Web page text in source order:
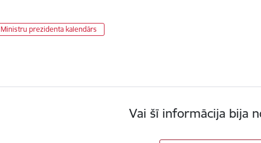
Ministru prezidenta kalendārs
Vai šī informācija bija